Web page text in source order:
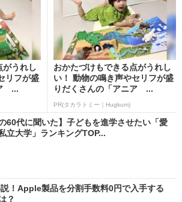
がうれし
リフが盛
...
おかたづけもできる点がうれし
い！ 動物の鳴き声やセリフが盛
りだくさんの「アニア ...
PR(タカラトミー｜Hugkum)
の60代に聞いた】子どもを進学させたい「愛
立大学」ランキングTOP...
！Apple製品を分割手数料0円で入手する
？